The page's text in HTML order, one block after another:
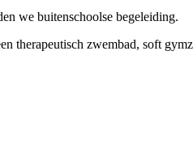
we buitenschoolse begeleiding.
therapeutisch zwembad, soft